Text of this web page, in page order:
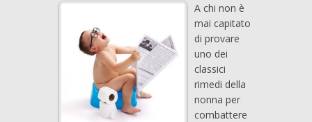
A chi non è
mai capitato
di provare
uno dei
classici
rimedi della
nonna per
combattere